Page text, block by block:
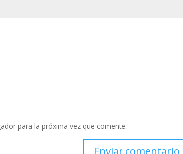
para la próxima vez que comente.